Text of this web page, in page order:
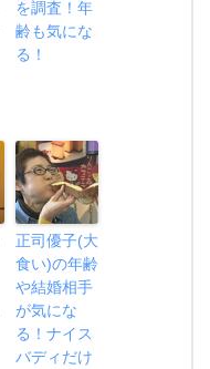
を調査！年
齢も気にな
る！
正司優子(大
食い)の年齢
や結婚相手
が気にな
る！ナイス
バディだけ